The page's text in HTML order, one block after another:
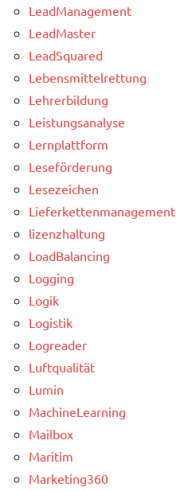
LeadManagement
LeadMaster
LeadSquared
Lebensmittelrettung
Lehrerbildung
Leistungsanalyse
Lernplattform
Leseförderung
Lesezeichen
Lieferkettenmanagement
lizenzhaltung
LoadBalancing
Logging
Logik
Logistik
Logreader
Luftqualität
Lumin
MachineLearning
Mailbox
Maritim
Marketing360